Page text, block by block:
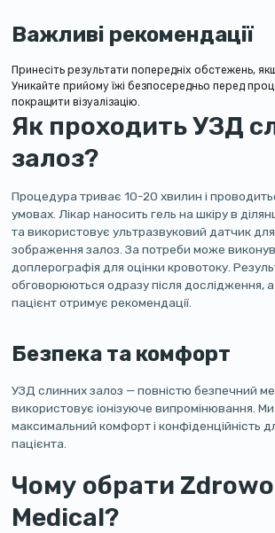
Важливі рекомендації
Принесіть результати попередніх обстежень,
Уникайте прийому їжі безпосередньо перед
покращити візуалізацію.
Як проходить УЗД
залоз?
Процедура триває 10-20 хвилин і
умовах. Лікар наносить гель на шкіру в
та використовує ультразвуковий датчик
зображення залоз. За потреби може
доплерографія для оцінки кровотоку.
обговорюються одразу після дослідження, а
пацієнт отримує рекомендації.
Безпека та комфорт
УЗД слинних залоз — повністю безпечний
використовує іонізуюче випромінювання.
максимальний комфорт і конфіденційність
пацієнта.
Чому обрати Zdrowo
Medical?